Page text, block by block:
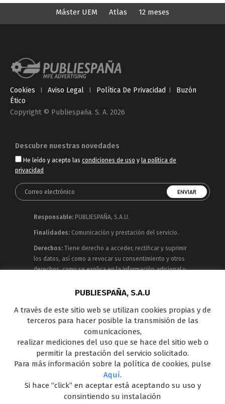
Máster UEM Atlas 12 meses
Cookies I Aviso Legal I Política De Privacidad I
Buzón
Ético
Copyright © Publiespaña. S. A. 2026
Descubre nuestras novedades
He leído y acepto las condiciones de uso y la política de
privacidad
Responsable: PUBLIESPAÑA, S.A.U.
Finalidades: Comunicación y prestación del servicio.
Derechos: Tiene derecho a acceder, rectificar y suprimir
los datos, así como a revocar su consentimiento y otros
derechos, como se explica en la información adicional y
Publiespaña es empresa de Mediaset España
concesionaria del espacio publicitario de sus siete
canales en abierto: Telecinco, Cuatro, Factoría de Ficción,
Boing, Divinity , Energy y Be Mad, así como de una amplia
oferta en el panorama de medios y con una gran
experiencia en la comercialización de diferentes
soportes en Internet y TV Outdoor Digital.
PUBLIESPAÑA, S.A.U
A través de este sitio web se utilizan cookies propias y de
terceros para hacer posible la transmisión de las
comunicaciones,
realizar mediciones del uso que se hace del sitio web o
permitir la prestación del servicio solicitado.
Para más información sobre la política de cookies, pulse
Aquí.
Si hace “click” en aceptar está aceptando su uso y
consintiendo su instalación